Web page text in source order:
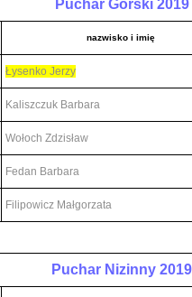
Puchar Górski 2019
nazwisko i imię
Łysenko Jerzy
Kaliszczuk Barbara
Wołoch Zdzisław
Fedan Barbara
Filipowicz Małgorzata
Puchar Nizinny 2019